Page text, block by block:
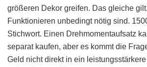
größeren Dekor greifen. Das gleiche
Funktionieren unbedingt nötig sind.
Stichwort. Einen Drehmomentaufsatz
separat kaufen, aber es kommt die
Geld nicht direkt in ein